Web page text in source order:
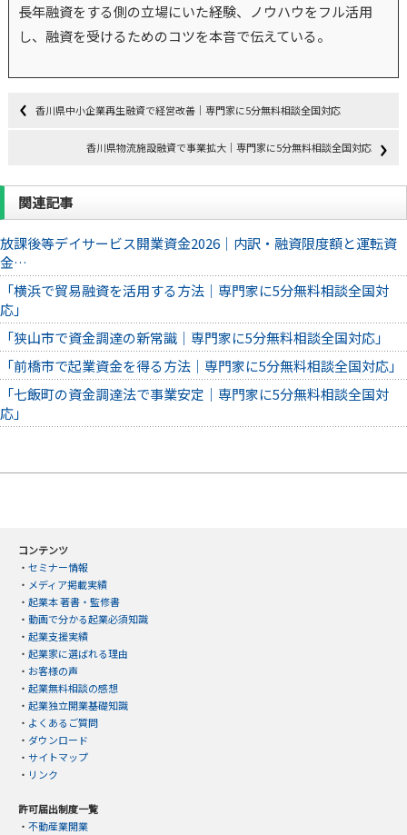
長年融資をする側の立場にいた経験、ノウハウをフル活用
し、融資を受けるためのコツを本音で伝えている。
香川県中小企業再生融資で経営改善｜専門家に5分無料相談全国対応
香川県物流施設融資で事業拡大｜専門家に5分無料相談全国対応
関連記事
放課後等デイサービス開業資金2026｜内訳・融資限度額と運転資
金…
「横浜で貿易融資を活用する方法｜専門家に5分無料相談全国対
応」
「狭山市で資金調達の新常識｜専門家に5分無料相談全国対応」
「前橋市で起業資金を得る方法｜専門家に5分無料相談全国対応」
「七飯町の資金調達法で事業安定｜専門家に5分無料相談全国対
応」
コンテンツ
・ セミナー情報
・ メディア掲載実績
・ 起業本 著書・監修書
・ 動画で分かる起業必須知識
・ 起業支援実績
・ 起業家に選ばれる理由
・ お客様の声
・ 起業無料相談の感想
・ 起業独立開業基礎知識
・ よくあるご質問
・ ダウンロード
・ サイトマップ
・ リンク
許可届出制度一覧
・ 不動産業開業